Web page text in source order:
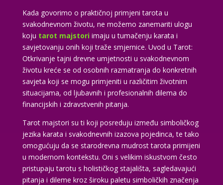
Kada govorimo o praktičnoj primjeni tarota u
svakodnevnom životu, ne možemo zanemariti ulogu
koju tarot majstoriimaju u tumačenju karata i
savjetovanju onih koji traže smjernice. Uvod u Tarot:
Otkrivanje tajni drevne umjetnosti u svakodnevnom
životu kreće se od osobnih razmatranja do konkretnih
savjeta koji se mogu primjeniti u različitim životnim
situacijama, od ljubavnih i profesionalnih dilema do
financijskih i zdravstvenih pitanja.
Tarot majstori su ti koji posreduju između simboličkog
jezika karata i svakodnevnih izazova pojedinca, te tako
omogućuju da se starodrevna mudrost tarota primijeni
u modernom kontekstu. Oni s velikim iskustvom često
pristupaju tarotu s holističkog stajališta, sagledavajući
pitanja i dileme kroz široku paletu simboličkih značenja